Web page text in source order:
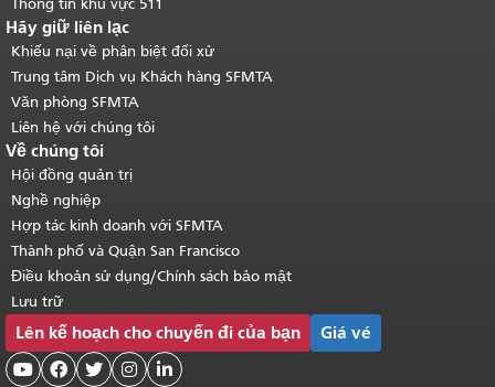
Thông tin khu vực 511
Hãy giữ liên lạc
Khiếu nại về phân biệt đối xử
Trung tâm Dịch vụ Khách hàng SFMTA
Văn phòng SFMTA
Liên hệ với chúng tôi
Về chúng tôi
Hội đồng quản trị
Nghề nghiệp
Hợp tác kinh doanh với SFMTA
Thành phố và Quận San Francisco
Điều khoản sử dụng/Chính sách bảo mật
Lưu trữ
Lên kế hoạch cho chuyến đi của bạn Giá vé
    